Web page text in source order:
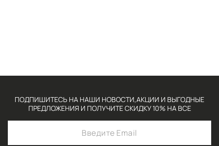
ПОДПИШИТЕСЬ НА НАШИ НОВОСТИ,АКЦИИ И ВЫГОДНЫЕ
ПРЕДЛОЖЕНИЯ И ПОЛУЧИТЕ СКИДКУ 10% НА ВСЕ